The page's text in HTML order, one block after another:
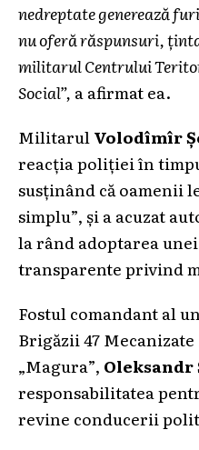
nedreptate generează
nu oferă răspunsuri,
militarul Centrului
Social”, a afirmat ea.
Militarul Volodîmîr
reacția poliției în
susținând că oamenii
simplu”, și a acuzat
la rând adoptarea
transparente privind
Fostul comandant al
Brigăzii 47
„Magura”, Oleksandr
responsabilitatea
revine conducerii